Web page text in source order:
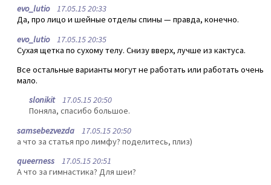
evo_lutio17.05.15 20:33
Да, про лицо и шейные отделы спины — правда, конечно.
evo_lutio17.05.15 20:35
Сухая щетка по сухому телу. Снизу вверх, лучше из кактуса.
Все остальные варианты могут не работать или работать очень
мало.
slonikit17.05.15 20:50
Поняла, спасибо большое.
samsebezvezda 17.05.15 20:50
а что за статья про лимфу? поделитесь, плиз)
queerness 17.05.15 20:51
А что за гимнастика? Для шеи?